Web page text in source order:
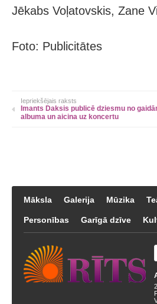
Jēkabs Voļatovskis, Zane
Foto: Publicitātes
Iepriekšējais raksts
Imants Daksis publicē dziesmu no
albuma un aicina uz koncertu
Māksla Galerija Mūzika
Personības Garīgā dzīve